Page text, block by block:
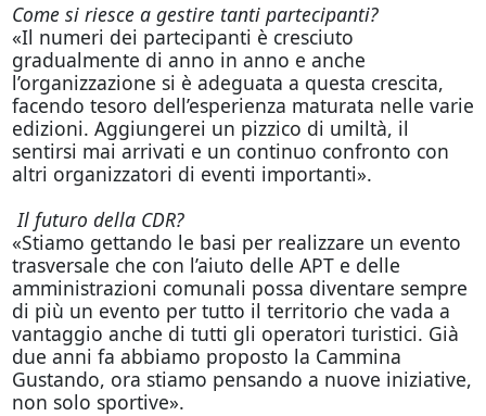
Come si riesce a gestire tanti partecipanti?
«Il numeri dei partecipanti è cresciuto
gradualmente di anno in anno e anche
l’organizzazione si è adeguata a questa crescita,
facendo tesoro dell’esperienza maturata nelle varie
edizioni. Aggiungerei un pizzico di umiltà, il
sentirsi mai arrivati e un continuo confronto con
altri organizzatori di eventi importanti».
Il futuro della CDR?
«Stiamo gettando le basi per realizzare un evento
trasversale che con l’aiuto delle APT e delle
amministrazioni comunali possa diventare sempre
di più un evento per tutto il territorio che vada a
vantaggio anche di tutti gli operatori turistici. Già
due anni fa abbiamo proposto la Cammina
Gustando, ora stiamo pensando a nuove iniziative,
non solo sportive».